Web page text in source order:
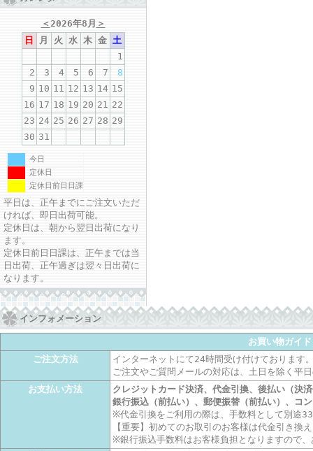
＜2026年8月 ＞
日
月 火 水 木 金 土
1
2
3 4 5 6 7
8
9 10 11 12 13 14 15
16 17 18 19 20 21 22
23 24 25 26 27 28 29
30 31
今日
定休日
定休日前日日課
平日は、正午までにご注文いただ
ければ、即日出荷可能。
定休日は、朝から翌日出荷になり
ます。
定休日前日日課は、正午までは当
日出荷、正午過ぎは翌々日出荷に
なります。
インフォメーション
お買い物ガイド
ご注文方法
インターネットにて24時間受け付けております
ご注文やご質問メールの対応は、土日を除く平
お支払い方法
クレジットカード決済、代金引換、後払い（決
銀行振込（前払い）、郵便振替（前払い）、コ
※代金引換をご利用の際は、手数料として別途
【重要】初めてのお取引のお客様は代金引き換
※銀行振込手数料はお客様負担となりますので